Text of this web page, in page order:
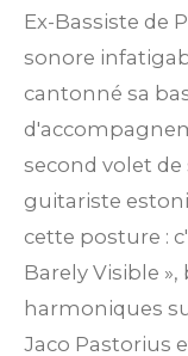
u
a
t
i
o
n
:
0
é
t
i
l
e
i
l
e
s
i
l
e
s
i
l
e
s
Ex-Bassiste de
sonore
cantonné sa
second volet de
guitariste
cette posture :
Barely Visible
harmoniques
Jaco Pastorius